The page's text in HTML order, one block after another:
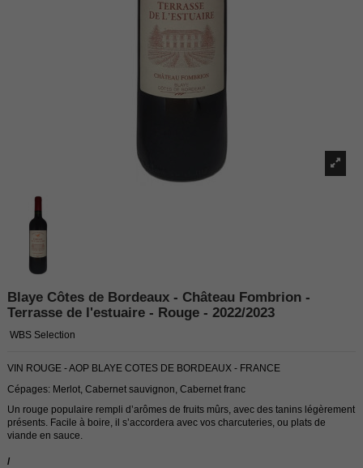
Blaye Côtes de Bordeaux - Château Fombrion -
Terrasse de l'estuaire - Rouge - 2022/2023
WBS Selection
VIN ROUGE - AOP BLAYE COTES DE BORDEAUX - FRANCE
Cépages: Merlot, Cabernet sauvignon, Cabernet franc
Un rouge populaire rempli d’arômes de fruits mûrs, avec des tanins légèrement
présents. Facile à boire, il s’accordera avec vos charcuteries, ou plats de
viande en sauce.
/